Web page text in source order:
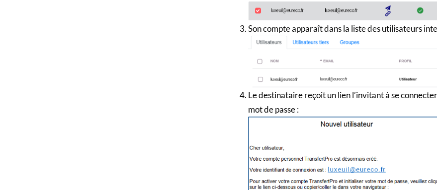
Son compte apparaît dans la liste des utilisateurs
Le destinataire reçoit un lien l’invitant à se
mot de passe :